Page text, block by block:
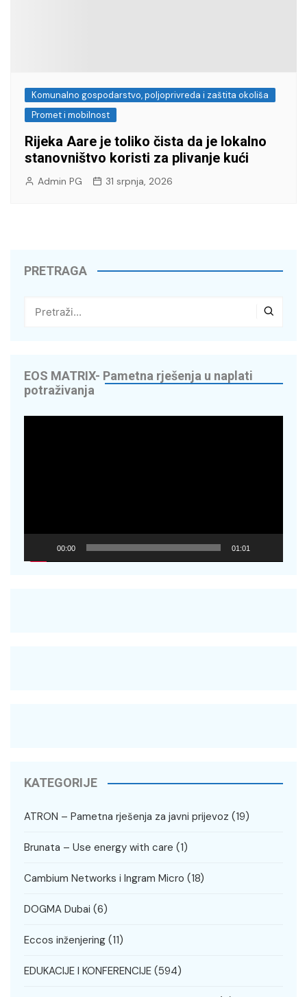
Komunalno gospodarstvo, poljoprivreda i zaštita okoliša
Promet i mobilnost
Rijeka Aare je toliko čista da je lokalno
stanovništvo koristi za plivanje kući
Admin PG 31 srpnja, 2026
PRETRAGA
EOS MATRIX- Pametna rješenja u naplati
potraživanja
00:00 01:01
KATEGORIJE
ATRON – Pametna rješenja za javni prijevoz (19)
Brunata – Use energy with care (1)
Cambium Networks i Ingram Micro (18)
DOGMA Dubai (6)
Eccos inženjering (11)
EDUKACIJE I KONFERENCIJE (594)